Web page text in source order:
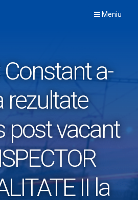
Meniu
Constant a-
rezultate
post vacant
II la